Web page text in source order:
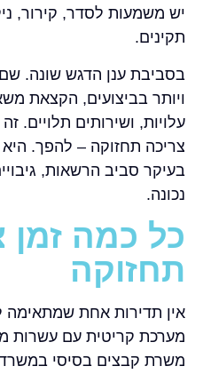
יש משמעות לסדר, קירור,
תקינים.
בסביבת ענן הדגש שונה.
ויותר בביצועים, הקצאת
עלויות, ושירותים תלויים.
צריכה תחזוקה – להפך.
בעיקר סביב הרשאות,
נכונה.
כל כמה זמן
תחזוקה
אין תדירות אחת
מערכת קריטית עם עשרות
משרת קבצים בסיסי במשרד